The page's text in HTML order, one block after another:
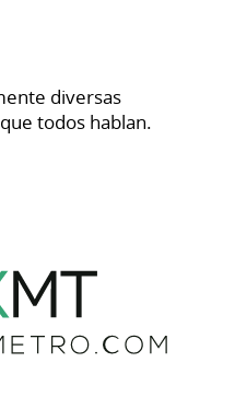
diversas
todos hablan.